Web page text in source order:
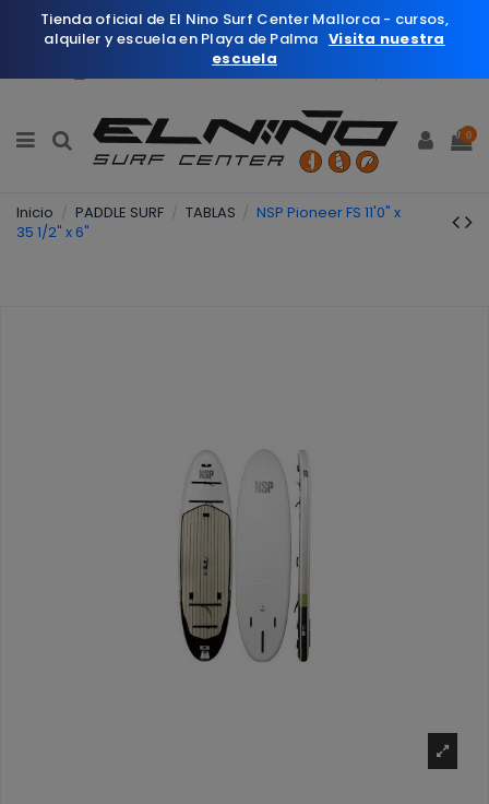
0
Inicio PADDLE SURF TABLAS
NSP Pioneer FS 11'0" x
35 1/2" x 6"
Tienda oficial de El Nino Surf Center Mallorca - cursos,
alquiler y escuela en Playa de Palma Visita nuestra
escuela